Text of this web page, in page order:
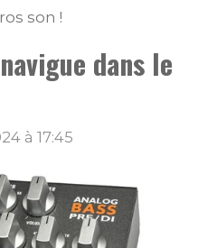
son !
dans le
à 17:45